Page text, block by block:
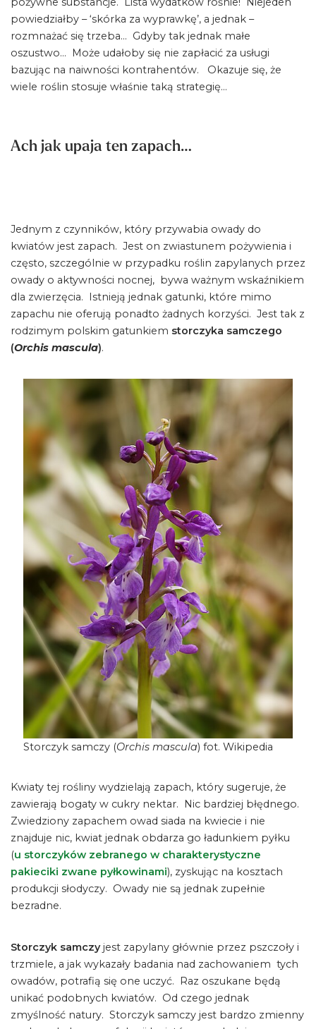
powiedziałby – ‘skórka za wyprawkę’, a jednak –
rozmnażać się trzeba… Gdyby tak jednak małe
oszustwo… Może udałoby się nie zapłacić za usługi
bazując na naiwności kontrahentów. Okazuje się, że
wiele roślin stosuje właśnie taką strategię…
Ach jak upaja ten zapach…
Jednym z czynników, który przywabia owady do
kwiatów jest zapach. Jest on zwiastunem pożywienia i
często, szczególnie w przypadku roślin zapylanych przez
owady o aktywności nocnej, bywa ważnym wskaźnikiem
dla zwierzęcia. Istnieją jednak gatunki, które mimo
zapachu nie oferują ponadto żadnych korzyści. Jest tak z
rodzimym polskim gatunkiem storczyka samczego
(Orchis mascula).
Storczyk samczy (Orchis mascula) fot. Wikipedia
Kwiaty tej rośliny wydzielają zapach, który sugeruje, że
zawierają bogaty w cukry nektar. Nic bardziej błędnego.
Zwiedziony zapachem owad siada na kwiecie i nie
znajduje nic, kwiat jednak obdarza go ładunkiem pyłku
(u storczyków zebranego w charakterystyczne
pakieciki zwane pyłkowinami), zyskując na kosztach
produkcji słodyczy. Owady nie są jednak zupełnie
bezradne.
Storczyk samczyjest zapylany głównie przez pszczoły i
trzmiele, a jak wykazały badania nad zachowaniem tych
owadów, potrafią się one uczyć. Raz oszukane będą
unikać podobnych kwiatów. Od czego jednak
zmyślność natury. Storczyk samczy jest bardzo zmienny